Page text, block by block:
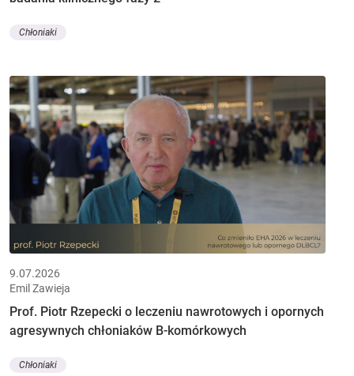
Chłoniaki
9.07.2026
Emil Zawieja
Prof. Piotr Rzepecki o leczeniu nawrotowych i opornych
agresywnych chłoniaków B-komórkowych
Chłoniaki